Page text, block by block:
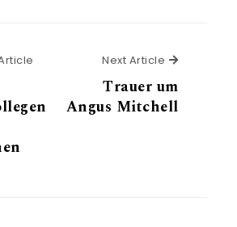
Next Article
Trauer um
Angus Mitchell